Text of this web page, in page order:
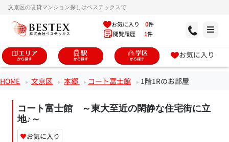
文京区の賃貸マンション探しはベステックスで
お気に入り 0件
閲覧履歴 1件
お気に入り
HOME 文京区 本郷 コート富士館 1階1Rのお部屋
コート富士館 ～東大至近の閑静な住宅街に立
地♪～
♥お気に入り